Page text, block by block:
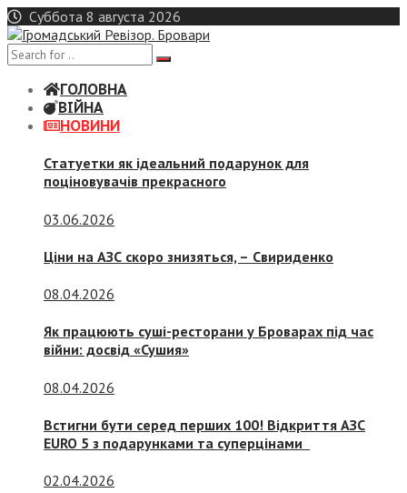
Skip
to
content
Суббота 8 августа 2026
ГОЛОВНА
ВІЙНА
НОВИНИ
Статуетки як ідеальний подарунок для
поціновувачів прекрасного
03.06.2026
Ціни на АЗС скоро знизяться, – Свириденко
08.04.2026
Як працюють суші-ресторани у Броварах під час
війни: досвід «Сушия»
08.04.2026
Встигни бути серед перших 100! Відкриття АЗС
EURO 5 з подарунками та суперцінами
02.04.2026